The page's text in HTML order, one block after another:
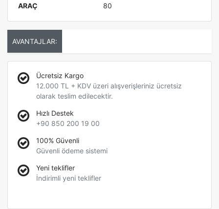
ARAÇ
80
AVANTAJLAR:
Ücretsiz Kargo
12.000 TL + KDV üzeri alışverişleriniz ücretsiz
olarak teslim edilecektir.
Hızlı Destek
+90 850 200 19 00
100% Güvenli
Güvenli ödeme sistemi
Yeni teklifler
İndirimli yeni teklifler